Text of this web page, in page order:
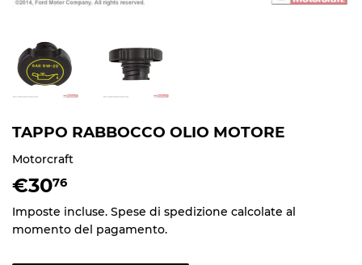
TAPPO RABBOCCO OLIO MOTORE
Motorcraft
€3076
Imposte incluse. Spese di spedizione calcolate al
momento del pagamento.